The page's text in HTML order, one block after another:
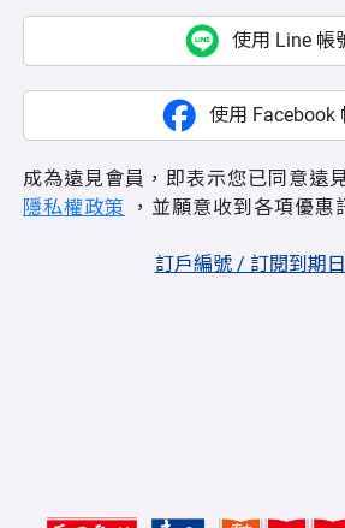
使用 Line 帳
使用 Facebook
成為遠見會員，即表示您已同意遠
隱私權政策 ，並願意收到各項優惠
訂戶編號 / 訂閱到期